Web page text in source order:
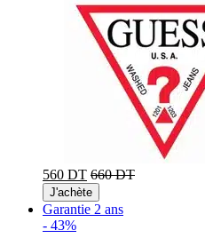
560 DT 660 DT
J'achète
Garantie 2 ans
- 43%